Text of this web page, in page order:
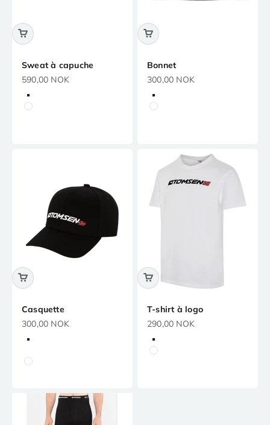
Sweat à capuche
Prix de vente
590,00 NOK
Noir
Blanc
Bonnet
Prix de vente
300,00 NOK
Noir
Blanc
Casquette
Prix de vente
300,00 NOK
Noir
Blanc
T-shirt à logo
Prix de vente
290,00 NOK
Noir
Blanc